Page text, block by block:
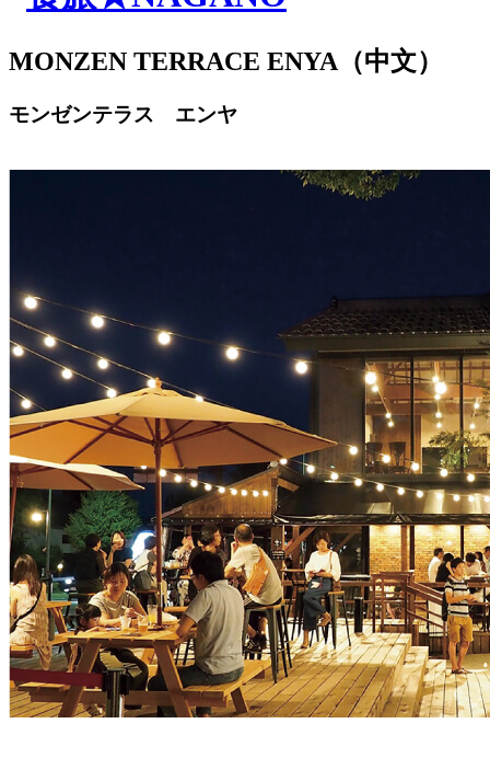
MONZEN TERRACE ENYA（中文）
モンゼンテラス エンヤ